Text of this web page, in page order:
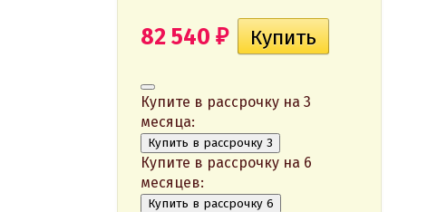
82 540 ₽
Купите в рассрочку на 3
месяца:
Купить в рассрочку 3
Купите в рассрочку на 6
месяцев:
Купить в рассрочку 6